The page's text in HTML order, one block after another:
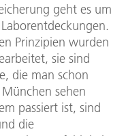
geht es um
Prinzipien wurden
sie sind
die man schon
sehen
passiert ist, sind
die